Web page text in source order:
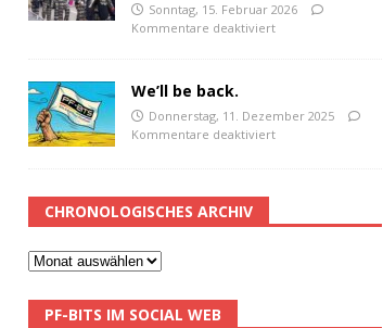
Sonntag, 15. Februar 2026
Kommentare deaktiviert
We’ll be back.
Donnerstag, 11. Dezember 2025
Kommentare deaktiviert
CHRONOLOGISCHES ARCHIV
PF-BITS IM SOCIAL WEB